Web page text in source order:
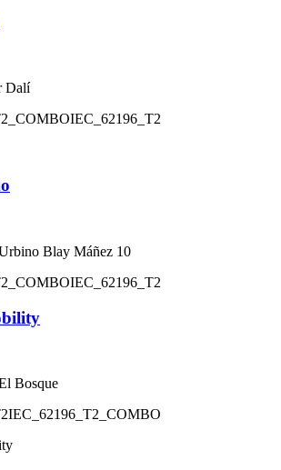
Dalí
IEC_62196_T2
Blay Máñez 10
IEC_62196_T2
Bosque
IEC_62196_T2_COMBO